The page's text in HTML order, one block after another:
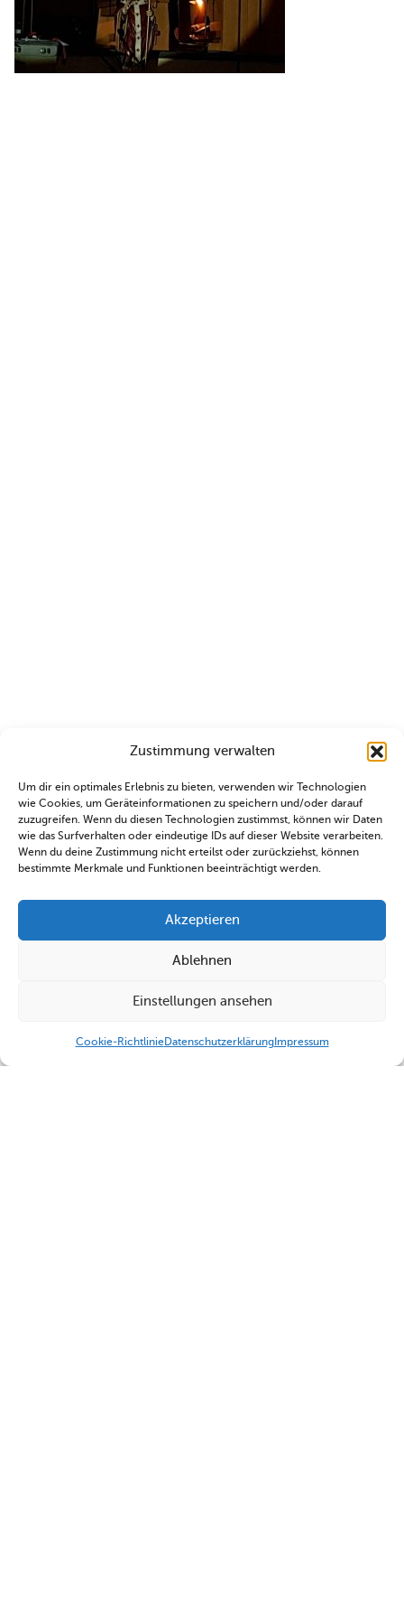
Zustimmung verwalten
Um dir ein optimales Erlebnis zu bieten, verwenden wir Technologien
wie Cookies, um Geräteinformationen zu speichern und/oder darauf
zuzugreifen. Wenn du diesen Technologien zustimmst, können wir Daten
wie das Surfverhalten oder eindeutige IDs auf dieser Website verarbeiten.
Wenn du deine Zustimmung nicht erteilst oder zurückziehst, können
bestimmte Merkmale und Funktionen beeinträchtigt werden.
Akzeptieren
Ablehnen
Einstellungen ansehen
Cookie-RichtlinieDatenschutzerklärungImpressum